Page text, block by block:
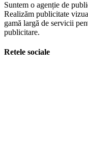
Suntem o agenție de
Realizăm publicitate
gamă largă de servicii
publicitare.
Retele sociale